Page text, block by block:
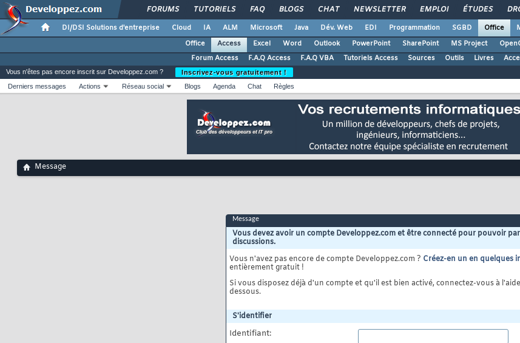
FORUMS TUTORIELS FAQ BLOGS CHAT NEWSLETTER EMPLOI ÉTUDES
DI/DSI Solutions d'entreprise Cloud IA ALM Microsoft Java Dév. Web EDI Programmation SGBD Office
Office
Access Excel Word Outlook PowerPoint SharePoint MS Project
Forum Access
F.A.Q Access F.A.Q VBA Tutoriels Access Sources Outils Livres
Vous n'êtes pas encore inscrit sur Developpez.com ?
Inscrivez-vous gratuitement !
Derniers messages
Actions Réseau social Blogs Agenda Chat Règles
Message
Message
Vous devez avoir un compte Developpez.com et être connecté pour pouvoir
discussions.
Vous n'avez pas encore de compte Developpez.com ? Créez-en un en quelques
entièrement gratuit !
Si vous disposez déjà d'un compte et qu'il est bien activé, connectez-vous à
dessous.
S'identifier
Identifiant: